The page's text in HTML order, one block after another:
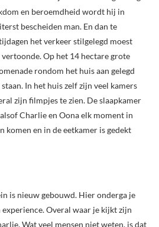
en beroemdheid wordt hij in
bescheiden man. En dan te
het verkeer stilgelegd moest
Op het 14 hectare grote
rondom het huis aan gelegd
In het huis zelf zijn veel kamers
zijn filmpjes te zien. De slaapkamer
Charlie en Oona elk moment in
komen en in de eetkamer is gedekt
is nieuw gebouwd. Hier onderga je
Overal waar je kijkt zijn
Wat veel mensen niet weten, is dat